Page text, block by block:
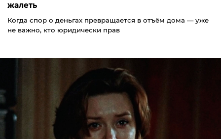
жалеть
Когда спор о деньгах превращается в отъём дома — уже
не важно, кто юридически прав